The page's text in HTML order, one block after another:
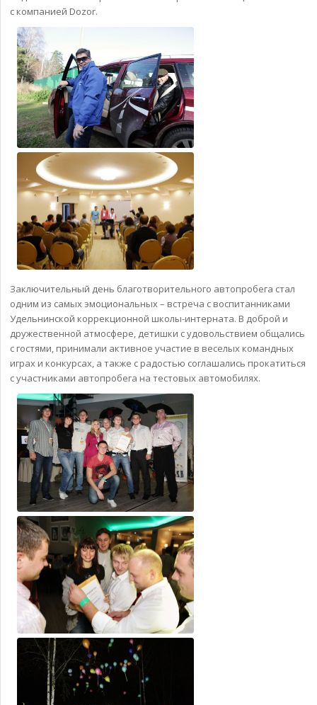
с компанией Dozor.
Заключительный день благотворительного автопробега стал
одним из самых эмоциональных – встреча с воспитанниками
Удельнинской коррекционной школы-интерната. В доброй и
дружественной атмосфере, детишки с удовольствием общались
с гостями, принимали активное участие в веселых командных
играх и конкурсах, а также с радостью соглашались прокатиться
с участниками автопробега на тестовых автомобилях.